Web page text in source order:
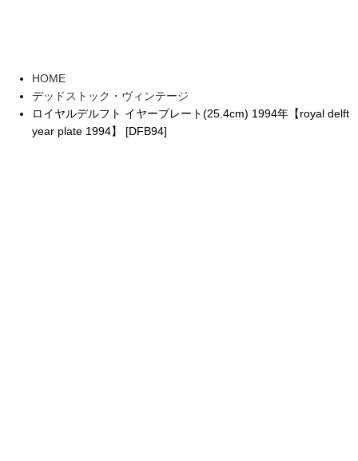
HOME
デッドストック・ヴィンテージ
ロイヤルデルフト イヤープレート(25.4cm) 1994年【royal delft
year plate 1994】 [DFB94]